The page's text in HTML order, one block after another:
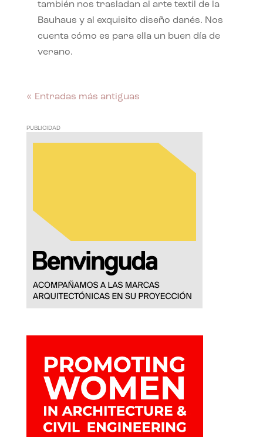
también nos trasladan al arte textil de la
Bauhaus y al exquisito diseño danés. Nos
cuenta cómo es para ella un buen día de
verano.
« Entradas más antiguas
PUBLICIDAD